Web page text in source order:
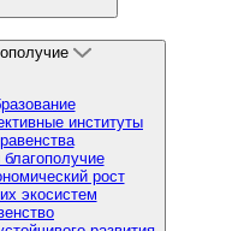
институты
рост
экосистем